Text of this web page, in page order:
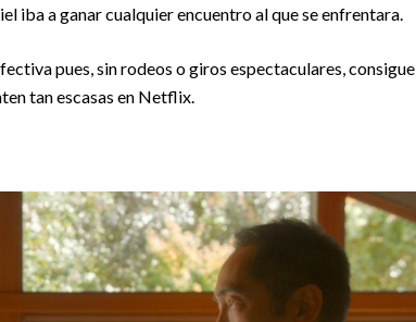
iba a ganar cualquier encuentro al que se enfrentara.
pues, sin rodeos o giros espectaculares, consigue
tan escasas en Netflix.